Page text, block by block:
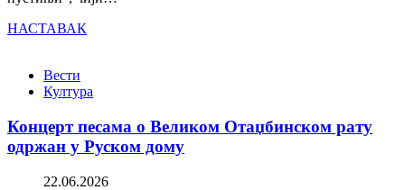
НАСТАВАК
Вести
Култура
Концерт песама о Великом Отаџбинском рату
одржан у Руском дому
22.06.2026